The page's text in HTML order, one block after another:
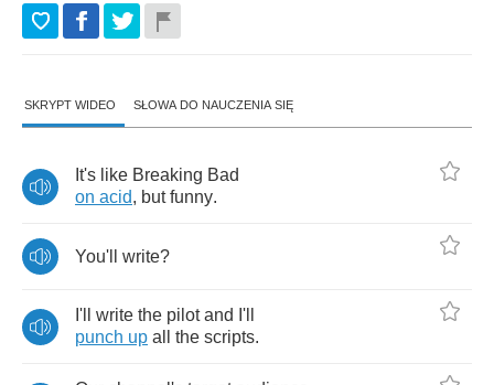
SKRYPT WIDEO SŁOWA DO NAUCZENIA SIĘ
It's like Breaking Bad
on acid, but funny.
You'll write?
I'll write the pilot and I'll
punch up all the scripts.